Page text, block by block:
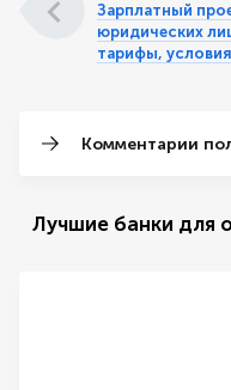
Зарплатный
юридических
тарифы,
Комментарии
Лучшие банки для